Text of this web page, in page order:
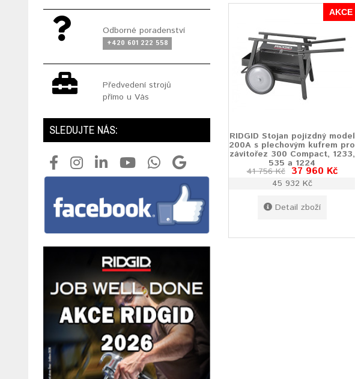
Odborné poradenství
+420 601 222 558
Předvedení strojů
přímo u Vás
SLEDUJTE NÁS:
AKCE
RIDGID Stojan pojízdný model
200A s plechovým kufrem pro
závitořez 300 Compact, 1233,
535 a 1224
41 756 Kč 37 960 Kč
45 932 Kč
Detail zboží